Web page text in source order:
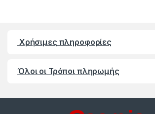
Χρήσιμες πληροφορίες
Όλοι οι Τρόποι πληρωμής